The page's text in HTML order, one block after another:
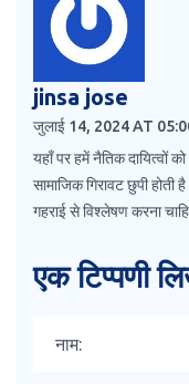
jinsa jose
जुलाई 14, 2024 AT
यहाँ पर हमें नैतिक दायित्वों
सामाजिक गिरावट छुपी
गहराई से विश्‍लेषण करना
एक टिप्पणी